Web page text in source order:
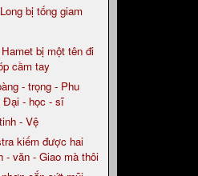
bị tống giam
bị một tên đi
cầm tay
- trọng - Phu
Đại - học - sĩ
- Vệ
kiếm được hai
- văn - Giao mà thôi